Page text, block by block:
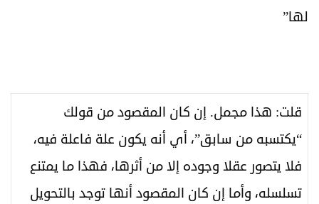
لها”
قلت: هذا مجمل. إن كان المقصود من قولك
“يكتسبه من سابق”، أي أنه يكون علة فاعلة فيه،
فلا يتصور عقلا وجوده إلا من أثرها، فهذا ما يمتنع
تسلسله، وأما إن كان المقصود أنها توجد بالتحويل